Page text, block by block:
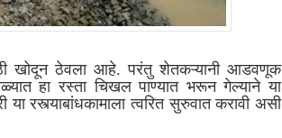
खोदून ठेवला आहे. परंतु शेतकऱ्यानी आडवणूक
हा रस्ता चिखल पाण्यात भरून गेल्याने या
रस्त्याबांधकामाला त्वरित सुरुवात करावी असी